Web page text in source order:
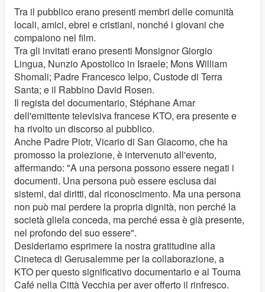
Tra il pubblico erano presenti membri delle comunità
locali, amici, ebrei e cristiani, nonché i giovani che
compaiono nel film.
Tra gli invitati erano presenti Monsignor Giorgio
Lingua, Nunzio Apostolico in Israele; Mons William
Shomali; Padre Francesco Ielpo, Custode di Terra
Santa; e il Rabbino David Rosen.
Il regista del documentario, Stéphane Amar
dell'emittente televisiva francese KTO, era presente e
ha rivolto un discorso al pubblico.
Anche Padre Piotr, Vicario di San Giacomo, che ha
promosso la proiezione, è intervenuto all'evento,
affermando: "A una persona possono essere negati i
documenti. Una persona può essere esclusa dai
sistemi, dai diritti, dal riconoscimento. Ma una persona
non può mai perdere la propria dignità, non perché la
società gliela conceda, ma perché essa è già presente,
nel profondo del suo essere".
Desideriamo esprimere la nostra gratitudine alla
Cineteca di Gerusalemme per la collaborazione, a
KTO per questo significativo documentario e al Touma
Café nella Città Vecchia per aver offerto il rinfresco.